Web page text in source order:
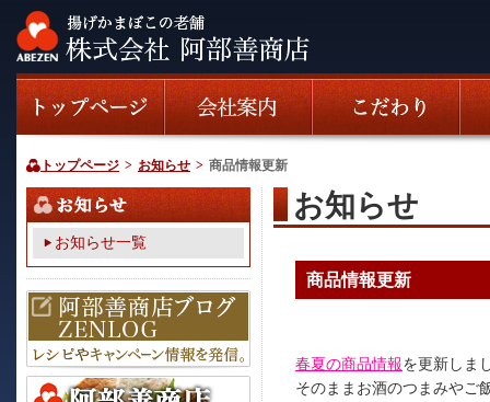
トップページ > お知らせ > 商品情報更新
お知らせ一覧
お知らせ
商品情報更新
春夏の商品情報を更新しま
そのままお酒のつまみやご